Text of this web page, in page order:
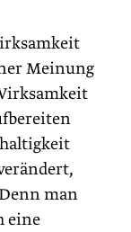
Meinung
man
eine